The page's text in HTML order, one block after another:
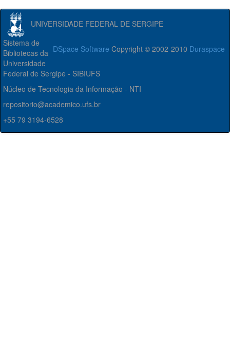
UNIVERSIDADE FEDERAL DE SERGIPE
DSpace Software Copyright © 2002-2010 Duraspace
Sistema de
Bibliotecas da
Universidade
Federal de Sergipe - SIBIUFS
Núcleo de Tecnologia da Informação - NTI
repositorio@academico.ufs.br
+55 79 3194-6528